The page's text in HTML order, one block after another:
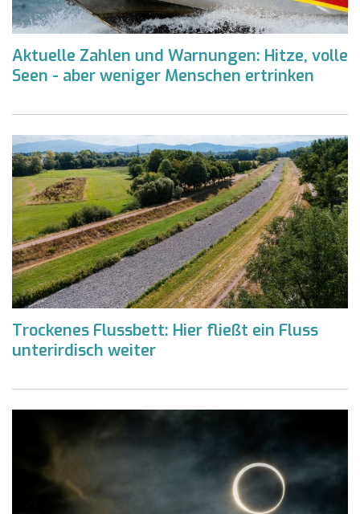
Aktuelle Zahlen und Warnungen: Hitze, volle
Seen - aber weniger Menschen ertrinken
Trockenes Flussbett: Hier fließt ein Fluss
unterirdisch weiter